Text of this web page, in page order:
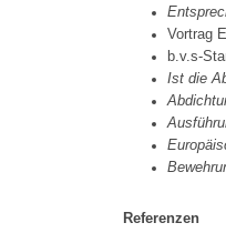
Vortrag
b.v.s-
Ist die
Referenzen